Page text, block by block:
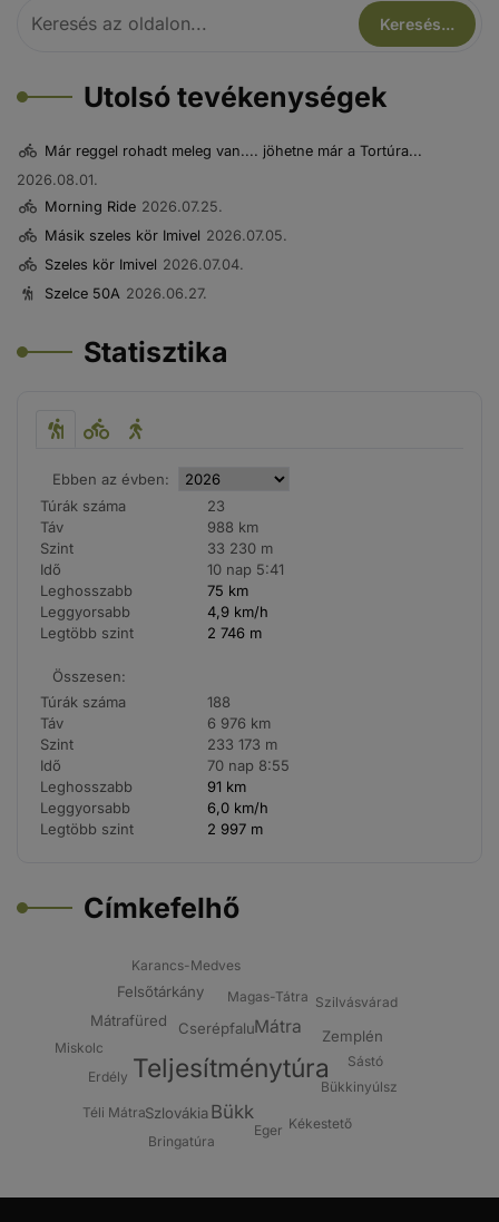
Utolsó tevékenységek
Már reggel rohadt meleg van.... jöhetne már a Tortúra...
2026.08.01.
Morning Ride 2026.07.25.
Másik szeles kör Imivel 2026.07.05.
Szeles kör Imivel 2026.07.04.
Szelce 50A 2026.06.27.
Statisztika
Ebben az évben:
Túrák száma
23
Táv
988 km
Szint
33 230 m
Idő
10 nap 5:41
Leghosszabb
75 km
Leggyorsabb
4,9 km/h
Legtöbb szint
2 746 m
Összesen:
Túrák száma
188
Táv
6 976 km
Szint
233 173 m
Idő
70 nap 8:55
Leghosszabb
91 km
Leggyorsabb
6,0 km/h
Legtöbb szint
2 997 m
Címkefelhő
Teljesítménytúra
Bükk
Mátra
Cserépfalu
Szlovákia
Zemplén
Mátrafüred
Felsőtárkány Magas-Tátra
Erdély
Kékestető
Bükkinyúlsz
Eger
Téli Mátra
Szilvásvárad
Sástó
Bringatúra
Karancs-Medves
Miskolc